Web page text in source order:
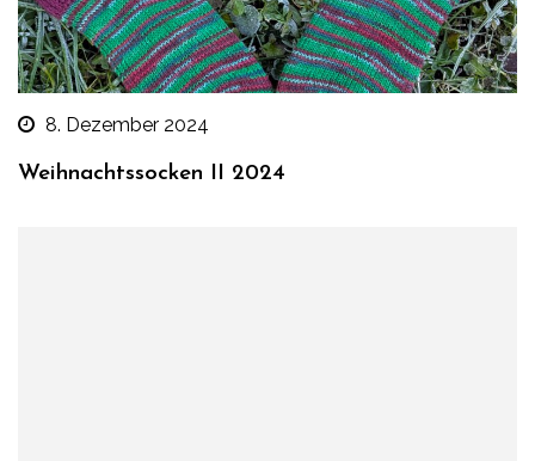
8. Dezember 2024
Weihnachtssocken II 2024